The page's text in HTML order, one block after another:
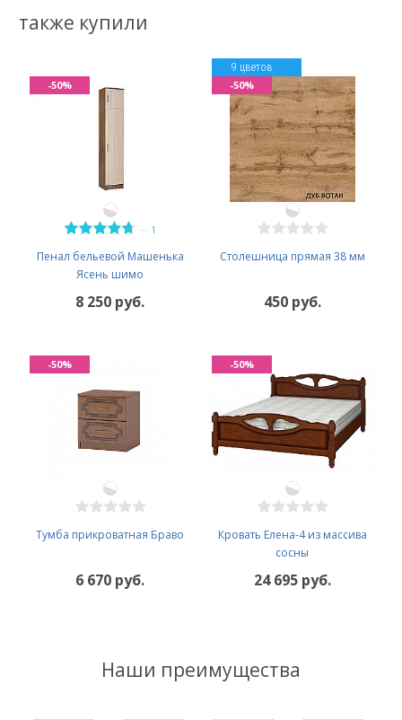
также купили
1
Пенал бельевой Машенька
Ясень шимо
8 250 руб.
-50%
Столешница прямая 38 мм
9 цветов
450 руб.
-50%
Тумба прикроватная Браво
6 670 руб.
-50%
Кровать Елена-4 из массива
сосны
24 695 руб.
-50%
Наши преимущества